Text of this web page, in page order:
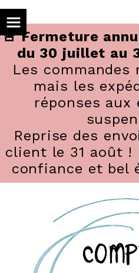
🚨 Fermeture
du 30 juillet au
Les
mais les
réponses
Reprise des
client le 31 août !
confiance et bel